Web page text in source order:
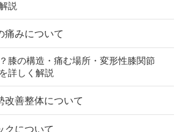
説
痛みについて
膝の構造・痛む場所・変形性膝関節
詳しく解説
改善整体について
クについて